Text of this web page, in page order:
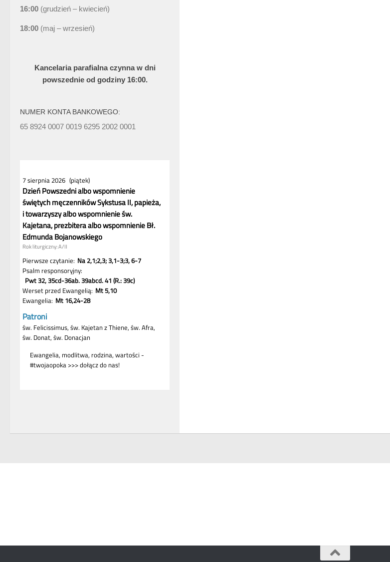
16:00 (grudzień – kwiecień)
18:00 (maj – wrzesień)
Kancelaria parafialna czynna w dni
powszednie od godziny 16:00.
NUMER KONTA BANKOWEGO:
65 8924 0007 0019 6295 2002 0001